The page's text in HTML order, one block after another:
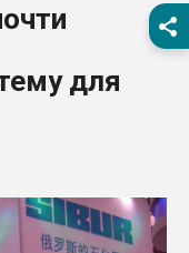
28.07.2026
ситуацией на
Всё, что касается
для